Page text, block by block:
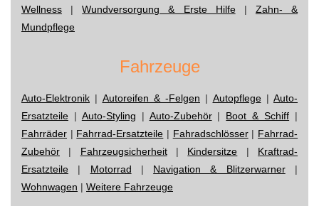
Wellness |Wundversorgung & Erste Hilfe| Zahn- &
Mundpflege
Fahrzeuge
Auto-Elektronik | Autoreifen & -Felgen | Autopflege| Auto-
Ersatzteile | Auto-Styling | Auto-Zubehör| Boot & Schiff |
Fahrräder | Fahrrad-Ersatzteile | Fahradschlösser| Fahrrad-
Zubehör | Fahrzeugsicherheit| Kindersitze | Kraftrad-
Ersatzteile | Motorrad | Navigation & Blitzerwarner|
Wohnwagen | Weitere Fahrzeuge